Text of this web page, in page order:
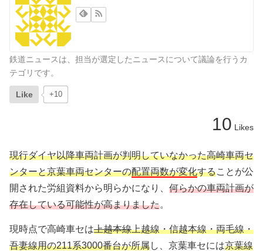
鉄道ニュースは、担当が選定したニュースについて議論を行うカ
テゴリです。
Like +10
10 Likes
現行ダイヤ以降車両計画が判明していなかった高崎車両セ
ンターと京葉車両センターの配置両数が変化することが公
開された労組資料から明らかになり、 何らかの車両計画が
存在している可能性が高まりました。
現時点で高崎車セは上越本線上越線・信越本線・両毛線・
吾妻線用の211系3000番台が所属し、京葉車セには京葉線